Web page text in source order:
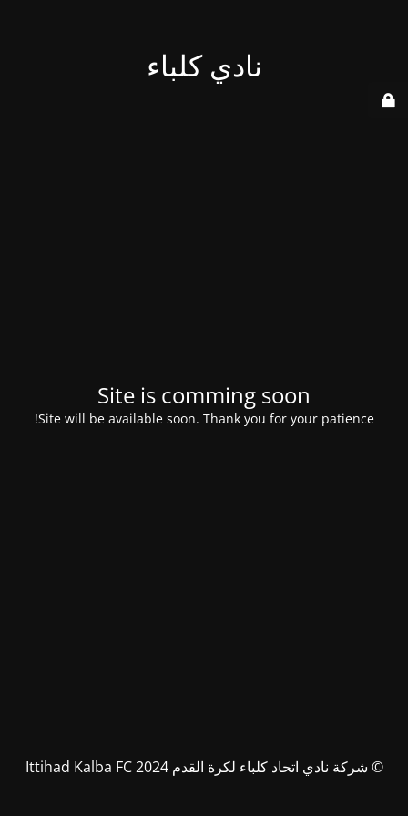
نادي كلباء
Site is comming soon
Site will be available soon. Thank you for your patience!
© شركة نادي اتحاد كلباء لكرة القدم Ittihad Kalba FC 2024